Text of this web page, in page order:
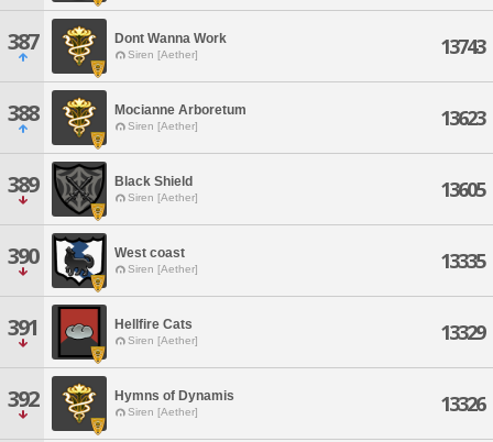
387 Dont Wanna Work
Siren [Aether] 13743
388 Mocianne Arboretum
Siren [Aether] 13623
389 Black Shield
Siren [Aether] 13605
390 West coast
Siren [Aether] 13335
391 Hellfire Cats
Siren [Aether] 13329
392 Hymns of Dynamis
Siren [Aether] 13326